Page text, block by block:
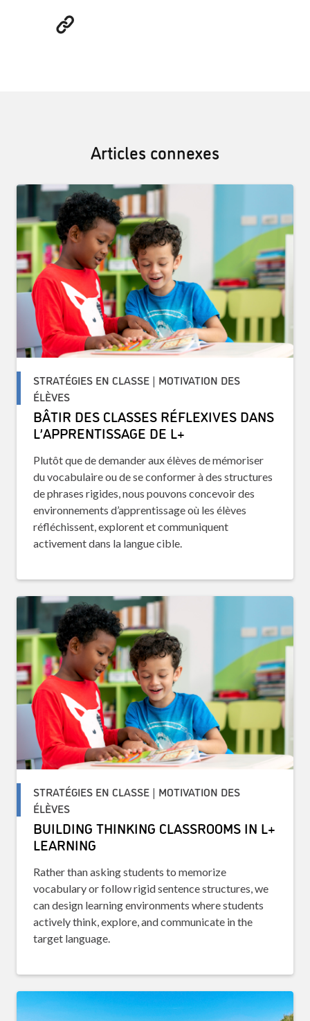
Articles connexes
STRATÉGIES EN CLASSE | MOTIVATION DES
ÉLÈVES
BÂTIR DES CLASSES RÉFLEXIVES DANS
L’APPRENTISSAGE DE L+
Plutôt que de demander aux élèves de mémoriser
du vocabulaire ou de se conformer à des structures
de phrases rigides, nous pouvons concevoir des
environnements d’apprentissage où les élèves
réfléchissent, explorent et communiquent
activement dans la langue cible.
STRATÉGIES EN CLASSE | MOTIVATION DES
ÉLÈVES
BUILDING THINKING CLASSROOMS IN L+
LEARNING
Rather than asking students to memorize
vocabulary or follow rigid sentence structures, we
can design learning environments where students
actively think, explore, and communicate in the
target language.